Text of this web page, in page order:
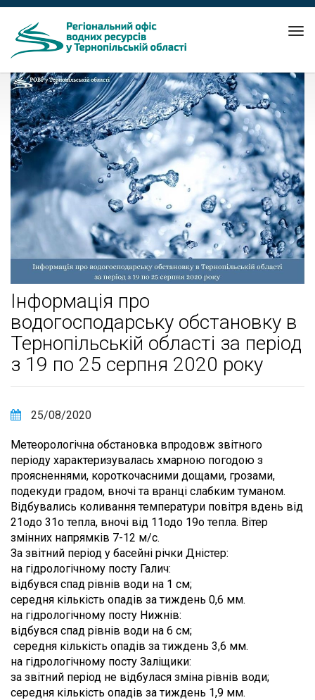
Інформація про
водогосподарську обстановку в
Тернопільській області за період
з 19 по 25 серпня 2020 року
25/08/2020
Метеорологічна обстановка впродовж звітного
періоду характеризувалась хмарною погодою з
проясненнями, короткочасними дощами, грозами,
подекуди градом, вночі та вранці слабким туманом.
Відбувались коливання температури повітря вдень від
21одо 31о тепла, вночі від 11одо 19о тепла. Вітер
змінних напрямків 7-12 м/с.
За звітний період у басейні річки Дністер:
на гідрологічному посту Галич:
відбувся спад рівнів води на 1 см;
середня кількість опадів за тиждень 0,6 мм.
на гідрологічному посту Нижнів:
відбувся спад рівнів води на 6 см;
середня кількість опадів за тиждень 3,6 мм.
на гідрологічному посту Заліщики:
за звітний період не відбулася зміна рівнів води;
середня кількість опадів за тиждень 1,9 мм.